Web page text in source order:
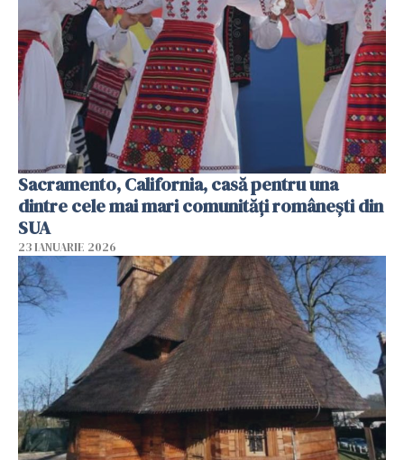
Sacramento, California, casă pentru una
dintre cele mai mari comunități românești din
SUA
23 IANUARIE 2026